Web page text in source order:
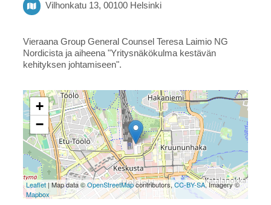
Vilhonkatu 13, 00100 Helsinki
Vieraana Group General Counsel Teresa Laimio NG
Nordicista ja aiheena "Yritysnäkökulma kestävän
kehityksen johtamiseen".
+
−
Leaflet| Map data ©OpenStreetMapcontributors,CC-BY-SA, Imagery ©
Mapbox